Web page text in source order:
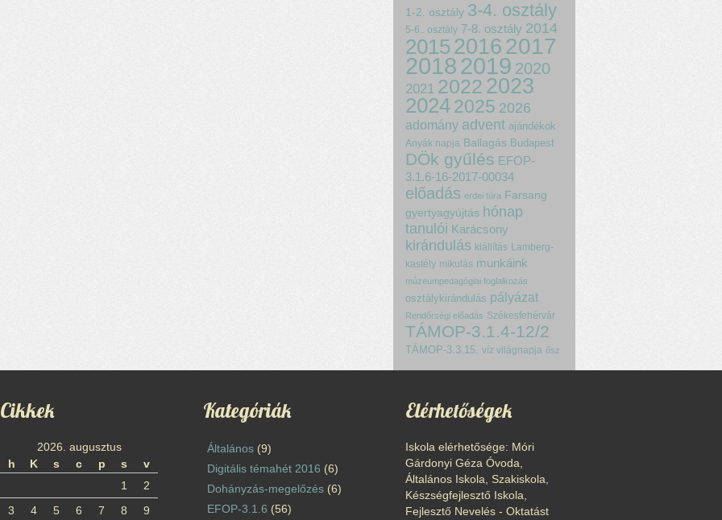
1-2. osztály 3-4. osztály
5-6.. osztály 7-8. osztály 2014
2015 2016 2017
20182019 2020
2021 2022 2023
20242025 2026
adomány advent ajándékok
Anyák napja Ballagás Budapest
DÖk gyűlés EFOP-
3.1.6-16-2017-00034
előadás erdei túra Farsang
gyertyagyújtás hónap
tanulói Karácsony
kirándulás kiállítás Lamberg-
kastély mikulás munkáink
múzeumpedagógiai foglalkozás
osztálykirándulás pályázat
Rendőrségi előadás Székesfehérvár
TÁMOP-3.1.4-12/2
TÁMOP-3.3.15. víz világnapja ősz
Cikkek
2026. augusztus
h
K s c p s
v
1
2
3
4 5 6 7 8
9
Kategóriák
Általános(9)
Digitális témahét 2016 (6)
Dohányzás-megelőzés(6)
EFOP-3.1.6 (56)
Elérhetőségek
Iskola elérhetősége: Móri
Gárdonyi Géza Óvoda,
Általános Iskola, Szakiskola,
Készségfejlesztő Iskola,
Fejlesztő Nevelés - Oktatást